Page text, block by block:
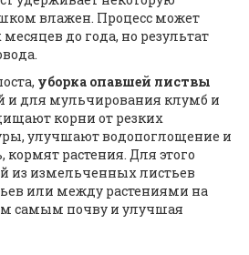
влажен. Процесс может
до года, но результат
уборка опавшей листвы
и для мульчирования клумб и
корни от резких
улучшают водопоглощение и
кормят растения. Для этого
из измельченных листьев
или между растениями на
самым почву и улучшая